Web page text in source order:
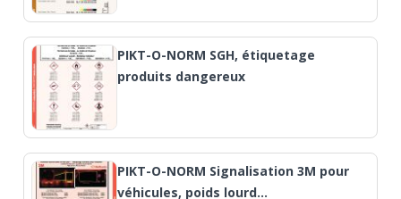
PIKT-O-NORM SGH, étiquetage
produits dangereux
PIKT-O-NORM Signalisation 3M pour
véhicules, poids lourd…